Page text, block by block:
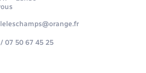
07 50 67 45 25